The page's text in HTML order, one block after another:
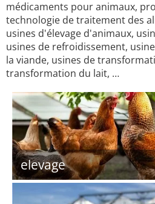
médicaments pour animaux,
technologie de traitement des
usines d'élevage d'animaux,
usines de refroidissement,
la viande, usines de
transformation du lait, …
elevage